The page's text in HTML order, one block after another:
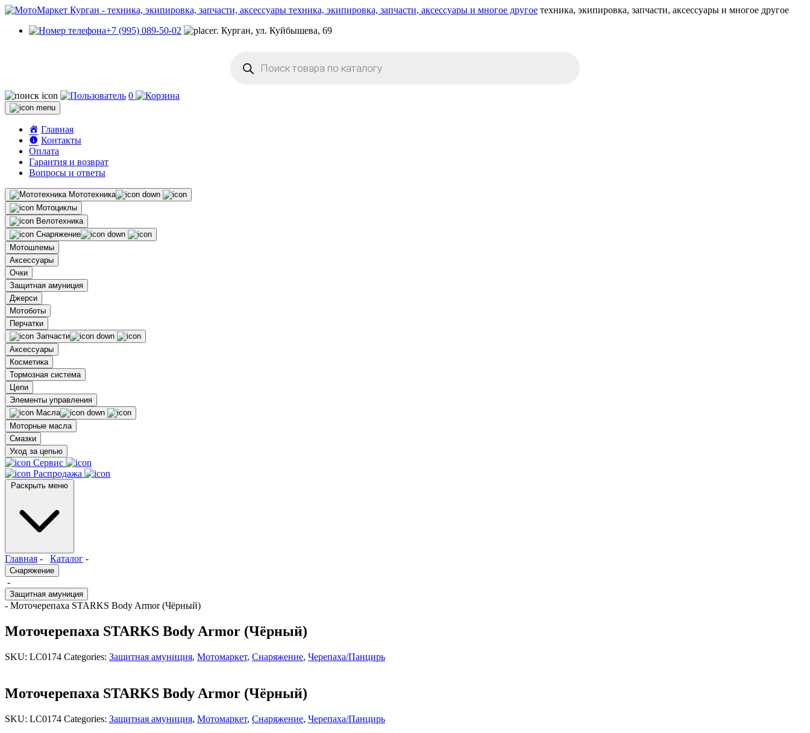
техника, экипировка, запчасти, аксессуары и многое другое
+7 (995) 089-50-02
г. Курган, ул. Куйбышева, 69
товаров
0
Главная
Контакты
Оплата
Гарантия и возврат
Вопросы и ответы
Мототехника
Мотоциклы
Велотехника
Снаряжение
Мотошлемы
Аксессуары
Очки
Защитная амуниция
Джерси
Мотоботы
Перчатки
Запчасти
Аксессуары
Косметика
Тормозная система
Цепи
Элементы управления
Масла
Моторные масла
Смазки
Уход за цепью
Сервис
Распродажа
Главная - Каталог -
Снаряжение
-
Защитная амуниция
- Моточерепаха STARKS Body Armor (Чёрный)
Моточерепаха STARKS Body Armor (Чёрный)
SKU: LC0174 Categories: Защитная амуниция, Мотомаркет, Снаряжение, Черепаха/Панцирь
Моточерепаха STARKS Body Armor (Чёрный)
SKU: LC0174 Categories: Защитная амуниция, Мотомаркет, Снаряжение, Черепаха/Панцирь